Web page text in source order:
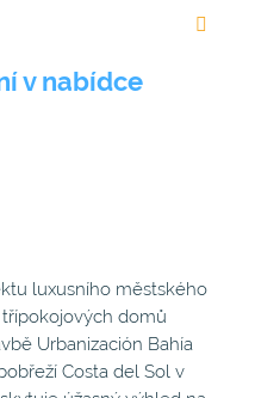
v nabídce
luxusního městského
třípokojových domů
Urbanización Bahía
Costa del Sol v